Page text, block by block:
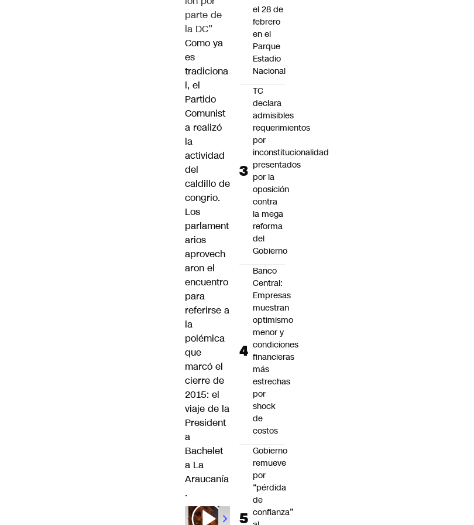
parte de
la DC”
Como ya
es
tradiciona
l, el
Partido
Comunist
a realizó
la
actividad
del
caldillo de
congrio.
Los
parlament
arios
aprovech
aron el
encuentro
para
referirse a
la
polémica
que
marcó el
cierre de
2015: el
viaje de la
President
a
Bachelet
a La
Araucanía
.
00:00 01:00
el 28 de
febrero
en el
Parque
Estadio
Nacional
TC
declara
admisibles
requerimientos
por
inconstitucionalidad
presentados
por la
oposición
contra
la mega
reforma
del
Gobierno
Banco
Central:
Empresas
muestran
optimismo
menor y
condiciones
financieras
más
estrechas
por
shock
de
costos
Gobierno
remueve
por
“pérdida
de
confianza”